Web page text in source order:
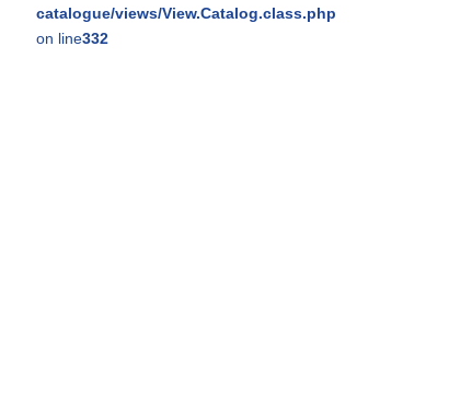
catalogue/views/View.Catalog.class.php
on line332